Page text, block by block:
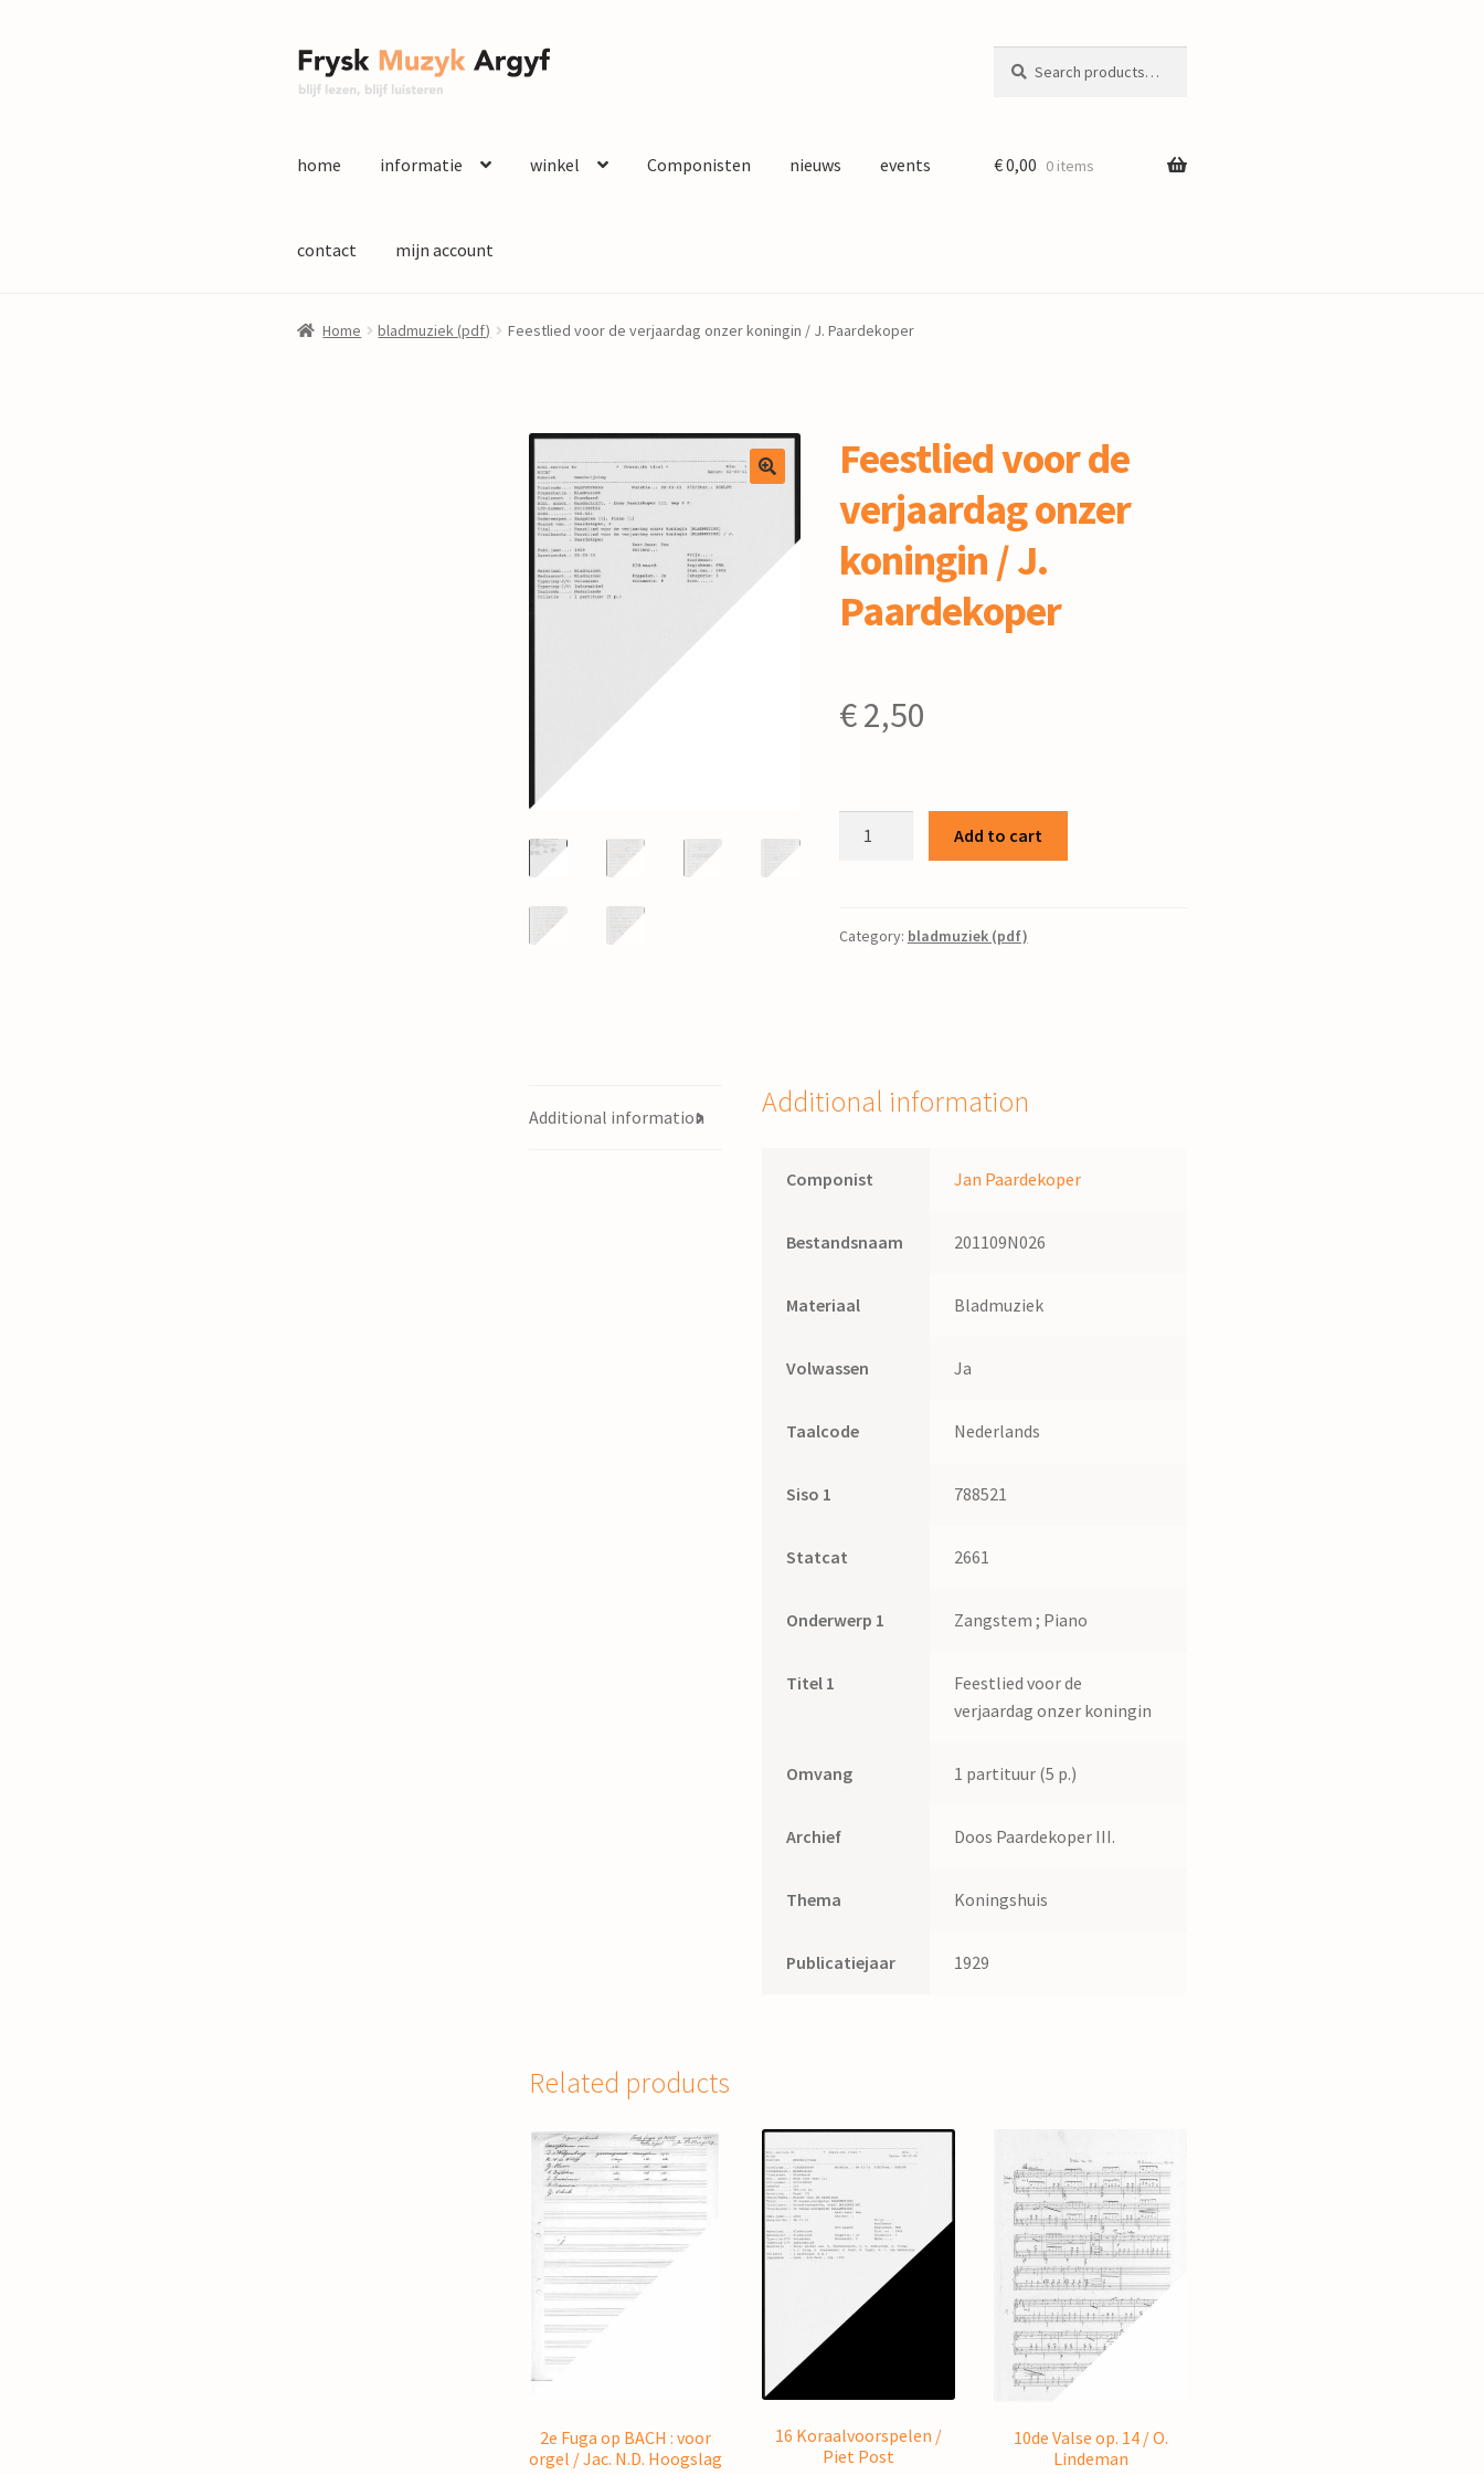
Ga
door
Ga
naar
for:
home informatie winkel Componisten nieuws events
contact mijn account
€0,00 0 items
Home bladmuziek (pdf) Feestlied voor de verjaardag onzer koningin / J. Paardekoper
Feestlied voor de
verjaardag onzer
koningin / J.
Paardekoper
€2,50
onzer
Add to cart
Category: bladmuziek (pdf)
Additional information Additional information
Componist Jan Paardekoper
Bestandsnaam 201109N026
Materiaal Bladmuziek
Volwassen Ja
Taalcode Nederlands
Siso 1 788521
Statcat 2661
Onderwerp 1 Zangstem ; Piano
Titel 1
Feestlied voor de
verjaardag onzer koningin
Omvang 1 partituur (5 p.)
Archief Doos Paardekoper III.
Thema Koningshuis
Publicatiejaar 1929
Related products
2e Fuga op BACH : voor
orgel / Jac. N.D. Hoogslag
16 Koraalvoorspelen /
Piet Post
10de Valse op. 14 / O.
Lindeman